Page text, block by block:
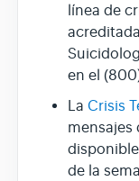
línea de
en el
La Crisis
de la